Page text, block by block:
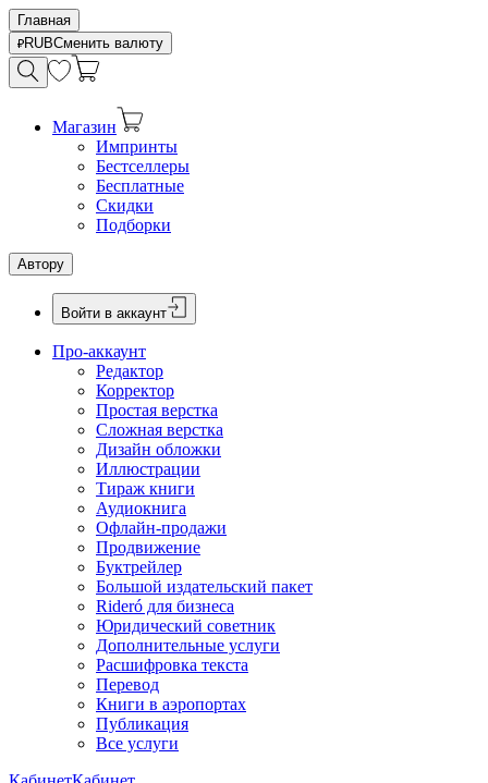
Главная
RUBСменить валюту
Магазин
Импринты
Бестселлеры
Бесплатные
Скидки
Подборки
Автору
Войти в аккаунт
Про-аккаунт
Редактор
Корректор
Простая верстка
Сложная верстка
Дизайн обложки
Иллюстрации
Тираж книги
Аудиокнига
Офлайн-продажи
Продвижение
Буктрейлер
Большой издательский пакет
Rideró для бизнеса
Юридический советник
Дополнительные услуги
Расшифровка текста
Перевод
Книги в аэропортах
Публикация
Все услуги